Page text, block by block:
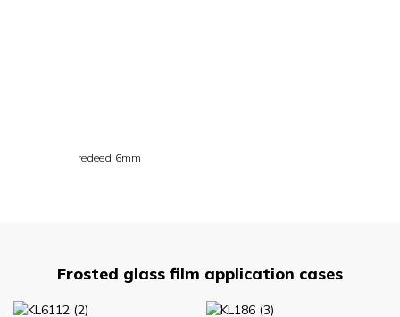
redeed 6mm
Frosted glass film application cases